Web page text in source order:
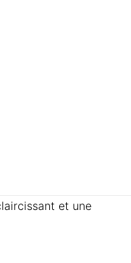
et une